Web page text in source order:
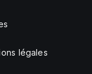
légales